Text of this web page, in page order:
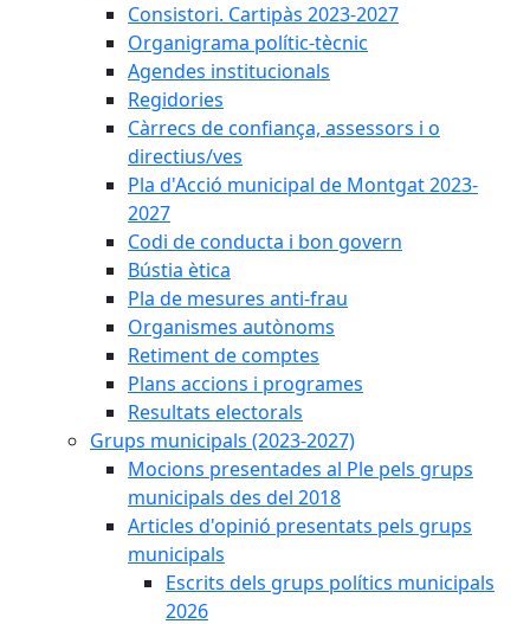
Consistori. Cartipàs 2023-2027
Organigrama polític-tècnic
Agendes institucionals
Regidories
Càrrecs de confiança, assessors i o
directius/ves
Pla d'Acció municipal de Montgat 2023-
2027
Codi de conducta i bon govern
Bústia ètica
Pla de mesures anti-frau
Organismes autònoms
Retiment de comptes
Plans accions i programes
Resultats electorals
Grups municipals (2023-2027)
Mocions presentades al Ple pels grups
municipals des del 2018
Articles d'opinió presentats pels grups
municipals
Escrits dels grups polítics municipals
2026